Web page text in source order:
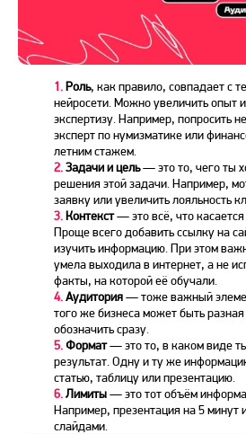
1.Роль, как правило, совпадает с
нейросети. Можно увеличить опыт
экспертизу. Например, попросить
эксперт по нумизматике или
летним стажем.
2.Задачи и цель— это то, чего ты
решения этой задачи. Например,
заявку или увеличить лояльность
3. Контекст— это всё, что
Проще всего добавить ссылку на
изучить информацию. При этом
умела выходила в интернет, а не
факты, на которой её обучали.
4.Аудитория— тоже важный
того же бизнеса может быть
обозначить сразу.
5.Формат— это то, в каком виде
результат. Одну и ту же
статью, таблицу или презентацию.
6.Лимиты— это тот объём
Например, презентация на 5 минут
слайдами.